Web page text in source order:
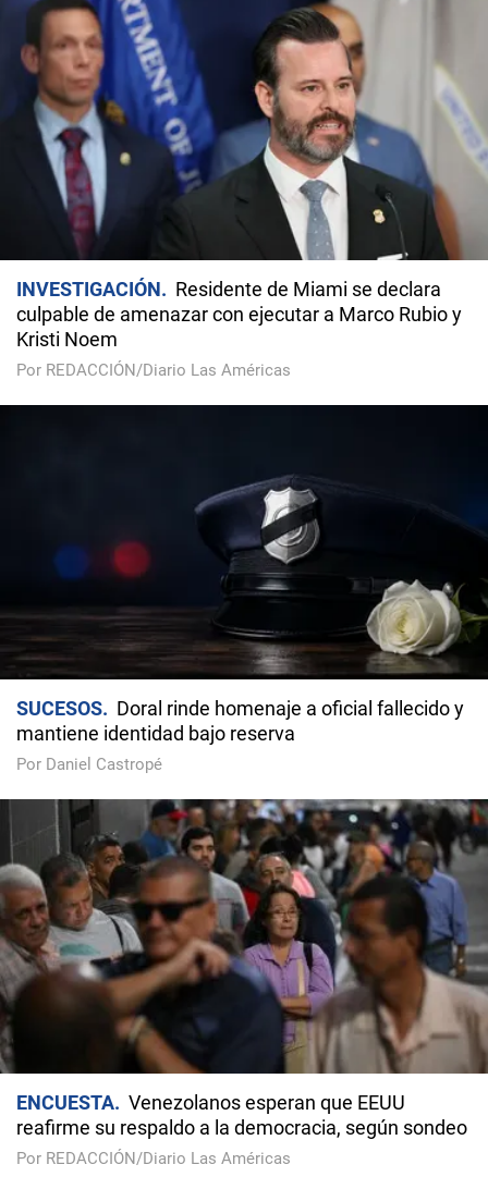
INVESTIGACIÓN
Residente de Miami se declara
culpable de amenazar con ejecutar a Marco Rubio y
Kristi Noem
Por REDACCIÓN/Diario Las Américas
SUCESOS
Doral rinde homenaje a oficial fallecido y
mantiene identidad bajo reserva
Por Daniel Castropé
ENCUESTA
Venezolanos esperan que EEUU
reafirme su respaldo a la democracia, según sondeo
Por REDACCIÓN/Diario Las Américas